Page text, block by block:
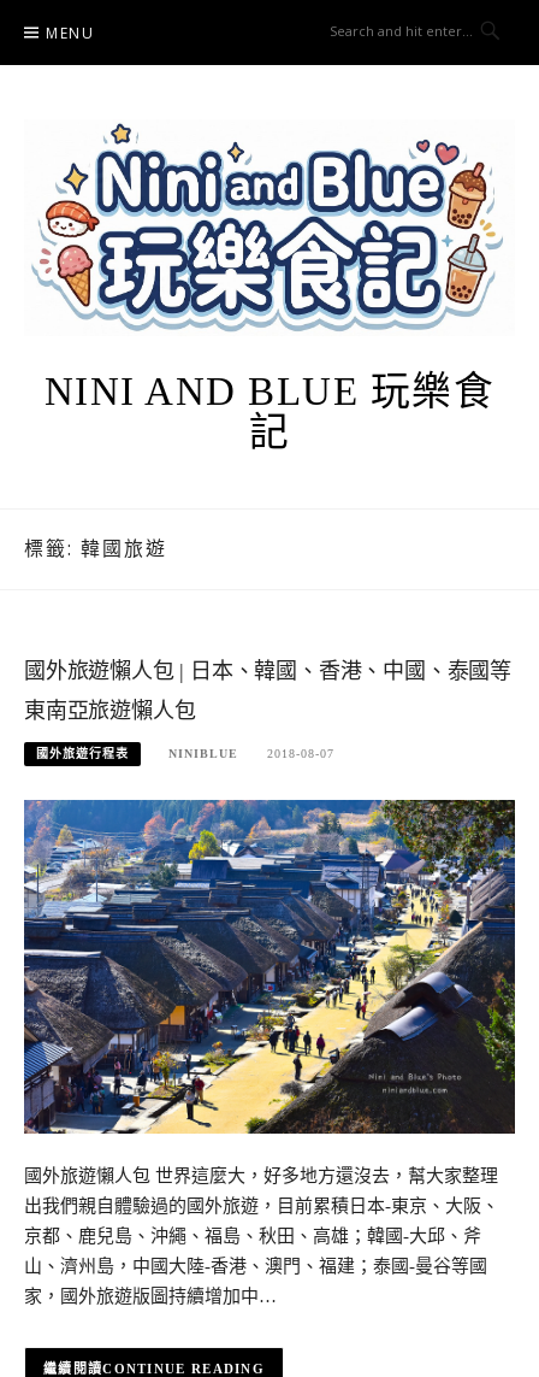
content
MENU
NINI AND BLUE 玩樂食
記
標籤: 韓國旅遊
國外旅遊懶人包 | 日本、韓國、香港、中國、泰國等
東南亞旅遊懶人包
國外旅遊行程表 NINIBLUE 2018-08-07
國外旅遊懶人包 世界這麼大，好多地方還沒去，幫大家整理
出我們親自體驗過的國外旅遊，目前累積日本-東京、大阪、
京都、鹿兒島、沖繩、福島、秋田、高雄；韓國-大邱、斧
山、濟州島，中國大陸-香港、澳門、福建；泰國-曼谷等國
家，國外旅遊版圖持續增加中…
CONTINUE READING